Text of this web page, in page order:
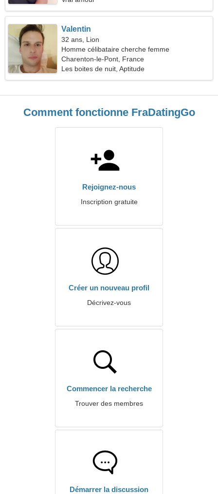
Valentin
32 ans, Lion
Homme célibataire cherche femme
Charenton-le-Pont, France
Les boites de nuit, Aptitude
Comment fonctionne FraDatingGo
Rejoignez-nous
Inscription gratuite
Créer un nouveau profil
Décrivez-vous
Commencer la recherche
Trouver des membres
Démarrer la discussion